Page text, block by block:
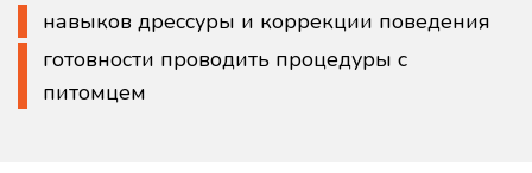
навыков дрессуры и коррекции поведения
готовности проводить процедуры с
питомцем